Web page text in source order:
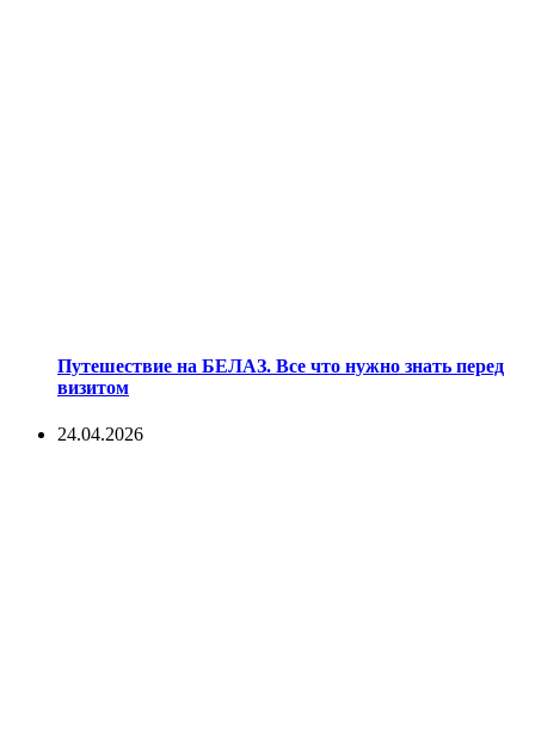
Путешествие на БЕЛАЗ. Все что нужно знать перед
визитом
24.04.2026